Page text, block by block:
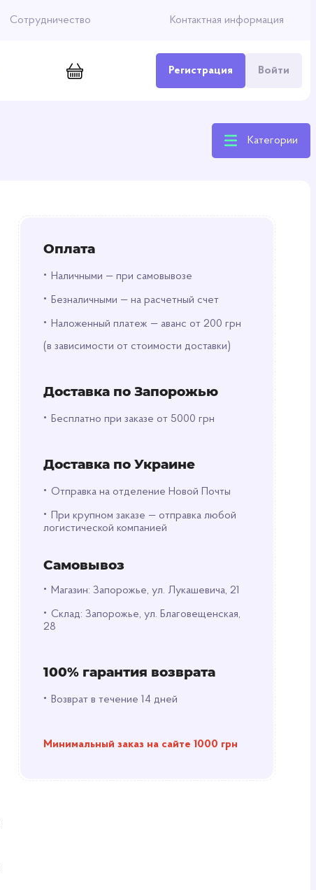
Сотрудничество Контактная информация
Регистрация Войти
Категории
Оплата
• Наличными — при самовывозе
• Безналичными — на расчетный счет
• Наложенный платеж — аванс от 200 грн
(в зависимости от стоимости доставки)
Доставка по Запорожью
• Бесплатно при заказе от 5000 грн
Доставка по Украине
• Отправка на отделение Новой Почты
•
При крупном заказе — отправка любой
логистической компанией
Самовывоз
• Магазин: Запорожье, ул. Лукашевича, 21
• Склад: Запорожье, ул. Благовещенская,
28
100% гарантия возврата
• Возврат в течение 14 дней
Минимальный заказ на сайте 1000 грн